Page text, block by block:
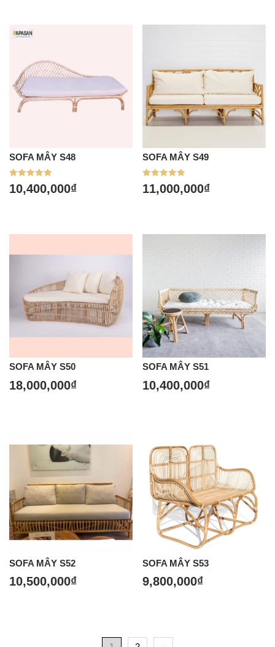
SOFA MÂY S48
Được xếp
hạng
10,400,000₫
SOFA MÂY S49
Được xếp
hạng
11,000,000₫
SOFA MÂY S50
18,000,000₫
SOFA MÂY S51
10,400,000₫
SOFA MÂY S52
10,500,000₫
SOFA MÂY S53
9,800,000₫